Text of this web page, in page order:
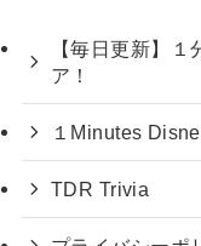
【毎日更新】
ア！
１Minutes
TDR Trivia